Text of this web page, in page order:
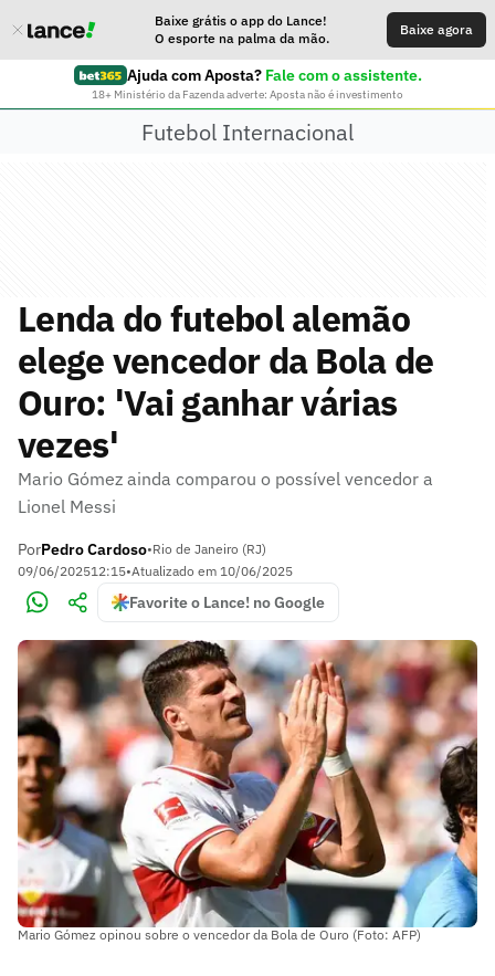
Baixe grátis o app do Lance!
O esporte na palma da mão.
Baixe agora
Ajuda com Aposta? Fale com o assistente.
18+ Ministério da Fazenda adverte: Aposta não é investimento
Futebol Internacional
Lenda do futebol alemão
elege vencedor da Bola de
Ouro: 'Vai ganhar várias
vezes'
Mario Gómez ainda comparou o possível vencedor a
Lionel Messi
PorPedro Cardoso•Rio de Janeiro (RJ)
09/06/202512:15•Atualizado em 10/06/2025
Favorite o Lance! no Google
Mario Gómez opinou sobre o vencedor da Bola de Ouro (Foto: AFP)